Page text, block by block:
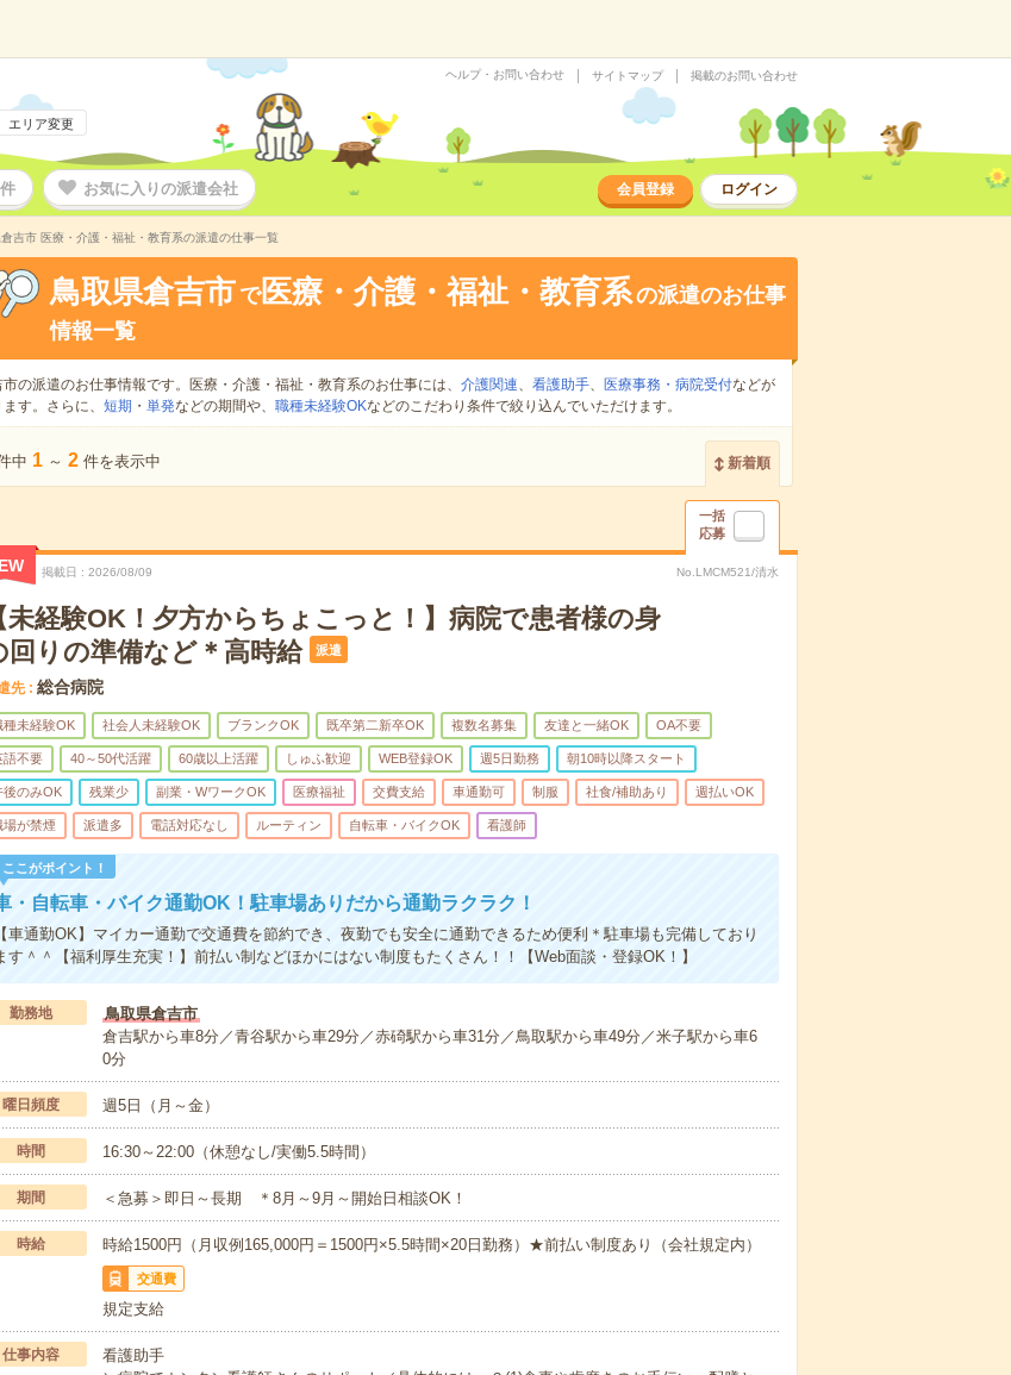
エリア変更
ヘルプ・お問い合わせ サイトマップ 掲載のお問い合わせ
お気に入りの派遣会社 会員登録 ログイン
吉市 医療・介護・福祉・教育系の派遣の仕事一覧
鳥取県倉吉市 で医療・介護・福祉・教育系の派遣のお仕事
情報一覧
市の派遣のお仕事情報です。医療・介護・福祉・教育系のお仕事には、 介護関連、 看護助手、 医療事務・病院受付などが
す。さらに、 短期 ・ 単発などの期間や、 職種未経験OKなどのこだわり条件で絞り込んでいただけます。
中 1 ～ 2 件を表示中 新着順
一括
応募
掲載日 2026/08/09 No.LMCM521/清水
未経験OK！夕方からちょこっと！】病院で患者様の身
回りの準備など＊高時給
派遣
先 総合病院
種未経験OK 社会人未経験OK ブランクOK 既卒第二新卒OK 複数名募集 友達と一緒OK OA不要
語不要 40～50代活躍 60歳以上活躍 しゅふ歓迎 WEB登録OK 週5日勤務 朝10時以降スタート
後のみOK 残業少 副業・WワークOK 医療福祉 交費支給 車通勤可 制服 社食/補助あり 週払いOK
場が禁煙 派遣多 電話対応なし ルーティン 自転車・バイクOK 看護師
ここがポイント！
・自転車・バイク通勤OK！駐車場ありだから通勤ラクラク！
【車通勤OK】マイカー通勤で交通費を節約でき、夜勤でも安全に通勤できるため便利＊駐車場も完備しており
す＾＾【福利厚生充実！】前払い制などほかにはない制度もたくさん！！【Web面談・登録OK！】
勤務地
鳥取県倉吉市
倉吉駅から車8分／青谷駅から車29分／赤碕駅から車31分／鳥取駅から車49分／米子駅から車6
0分
曜日頻度 週5日（月～金）
時間 16:30～22:00（休憩なし/実働5.5時間）
期間 ＜急募＞即日～長期 ＊8月～9月～開始日相談OK！
時給 時給1500円（月収例165,000円＝1500円×5.5時間×20日勤務）★前払い制度あり（会社規定内）
交通費
規定支給
仕事内容
看護助手